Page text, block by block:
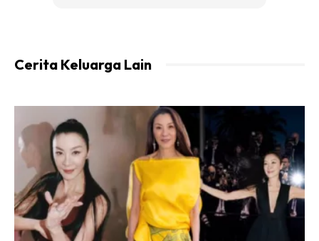
Cerita Keluarga Lain